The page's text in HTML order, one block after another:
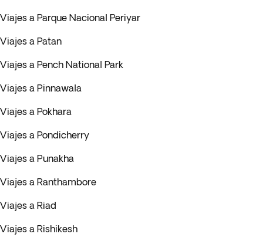
Viajes a Parque Nacional Periyar
Viajes a Patan
Viajes a Pench National Park
Viajes a Pinnawala
Viajes a Pokhara
Viajes a Pondicherry
Viajes a Punakha
Viajes a Ranthambore
Viajes a Riad
Viajes a Rishikesh